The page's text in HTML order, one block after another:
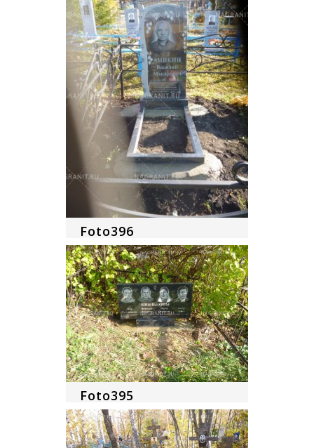
Foto396
Foto395